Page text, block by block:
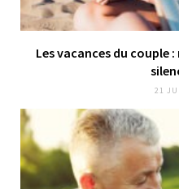
Les vacances du couple
21